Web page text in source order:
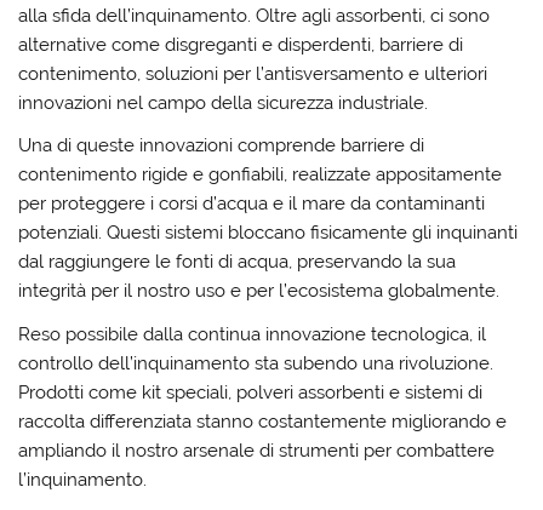
alla sfida dell’inquinamento. Oltre agli assorbenti, ci sono
alternative come disgreganti e disperdenti, barriere di
contenimento, soluzioni per l’antisversamento e ulteriori
innovazioni nel campo della sicurezza industriale.
Una di queste innovazioni comprende barriere di
contenimento rigide e gonfiabili, realizzate appositamente
per proteggere i corsi d’acqua e il mare da contaminanti
potenziali. Questi sistemi bloccano fisicamente gli inquinanti
dal raggiungere le fonti di acqua, preservando la sua
integrità per il nostro uso e per l’ecosistema globalmente.
Reso possibile dalla continua innovazione tecnologica, il
controllo dell’inquinamento sta subendo una rivoluzione.
Prodotti come kit speciali, polveri assorbenti e sistemi di
raccolta differenziata stanno costantemente migliorando e
ampliando il nostro arsenale di strumenti per combattere
l’inquinamento.